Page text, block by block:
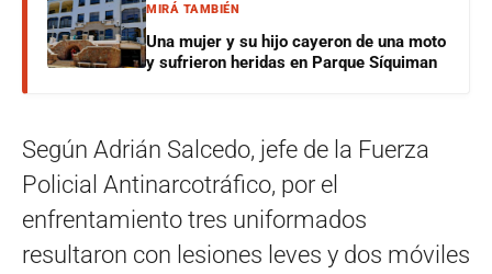
MIRÁ TAMBIÉN
Una mujer y su hijo cayeron de una moto
y sufrieron heridas en Parque Síquiman
Según Adrián Salcedo, jefe de la Fuerza
Policial Antinarcotráfico, por el
enfrentamiento tres uniformados
resultaron con lesiones leves y dos móviles